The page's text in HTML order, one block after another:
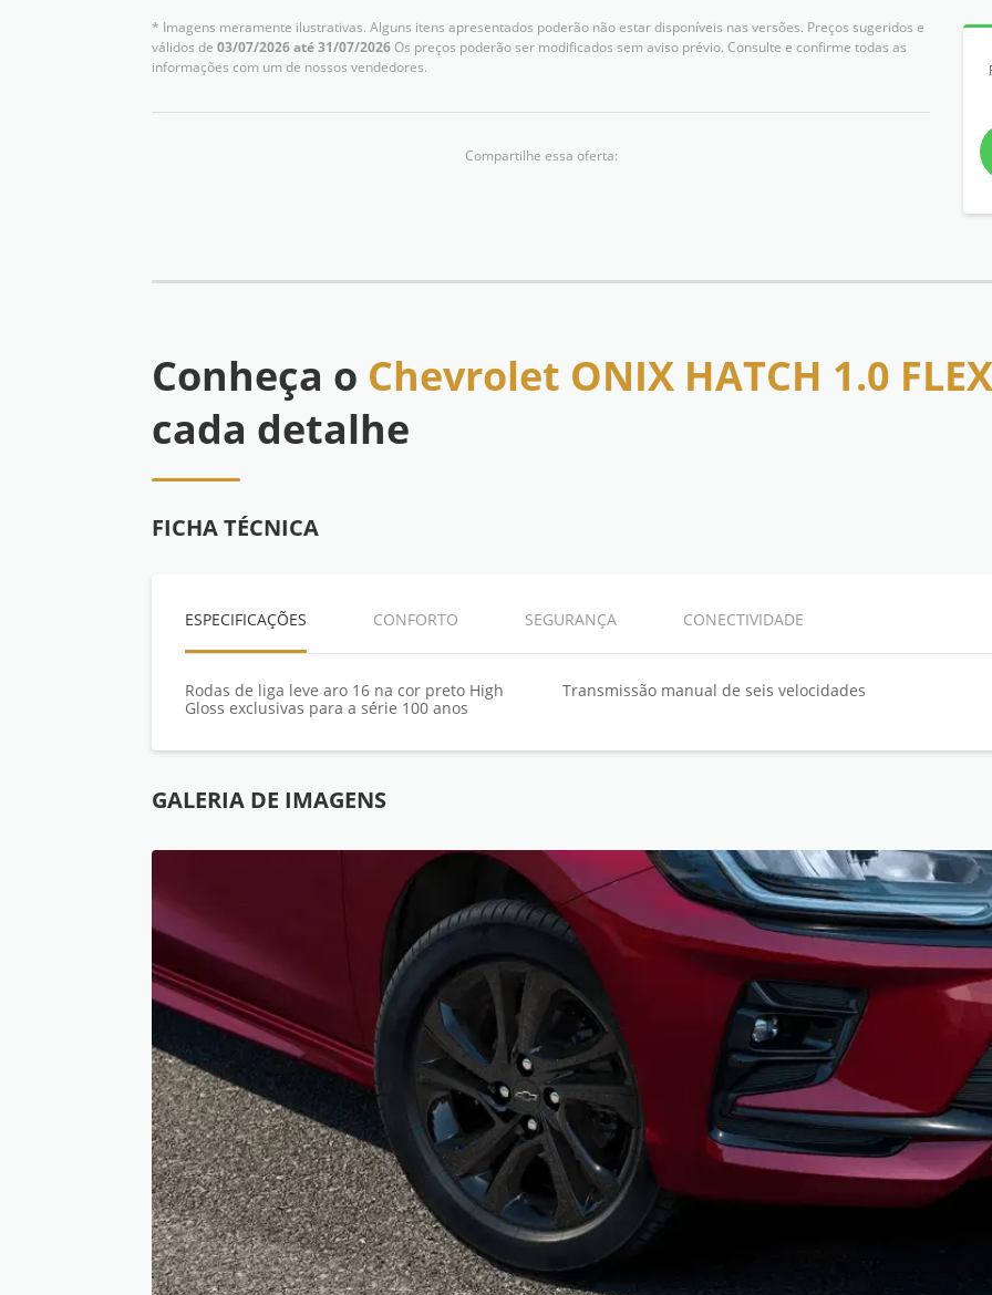
* Imagens meramente ilustrativas. Alguns itens apresentados poderão não estar disponíveis nas versões. Preços sugeridos e
válidos de 03/07/2026 até 31/07/2026Os preços poderão ser modificados sem aviso prévio. Consulte e confirme todas as
informações com um de nossos vendedores.
Compartilhe essa oferta:
Conheça o Chevrolet ONIX HATCH 1.0
cada detalhe
FICHA TÉCNICA
ESPECIFICAÇÕES CONFORTO SEGURANÇA CONECTIVIDADE
Rodas de liga leve aro 16 na cor preto High
Gloss exclusivas para a série 100 anos
Transmissão manual de seis velocidades
GALERIA DE IMAGENS